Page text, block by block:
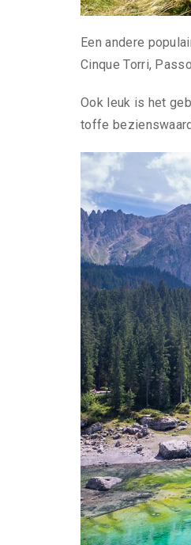
Een andere
Cinque Torri,
Ook leuk is het
toffe